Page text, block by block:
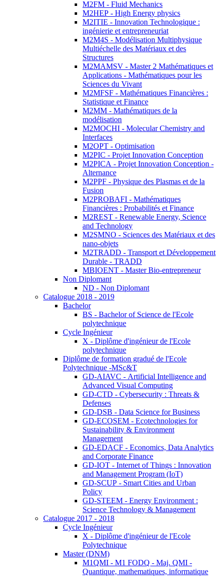
M2FM - Fluid Mechanics
M2HEP - High Energy physics
M2ITIE - Innovation Technologique :
ingénierie et entrepreneuriat
M2M4S - Modélisation Multiphysique
Multiéchelle des Matériaux et des
Structures
M2MAMSV - Master 2 Mathématiques et
Applications - Mathématiques pour les
Sciences du Vivant
M2MFSF - Mathématiques Financières :
Statistique et Finance
M2MM - Mathématiques de la
modélisation
M2MOCHI - Molecular Chemistry and
Interfaces
M2OPT - Optimisation
M2PIC - Projet Innovation Conception
M2PICA - Projet Innovation Conception -
Alternance
M2PPF - Physique des Plasmas et de la
Fusion
M2PROBAFI - Mathématiques
Financières : Probabilités et Finance
M2REST - Renewable Energy, Science
and Technology
M2SMNO - Sciences des Matériaux et des
nano-objets
M2TRADD - Transport et Développement
Durable - TRADD
MBIOENT - Master Bio-entrepreneur
Non Diplomant
ND - Non Diplomant
Catalogue 2018 - 2019
Bachelor
BS - Bachelor of Science de l'Ecole
polytechnique
Cycle Ingénieur
X - Diplôme d'ingénieur de l'Ecole
polytechnique
Diplôme de formation gradué de l'Ecole
Polytechnique -MSc&T
GD-AIAVC - Artificial Intelligence and
Advanced Visual Computing
GD-CTD - Cybersecurity : Threats &
Defenses
GD-DSB - Data Science for Business
GD-ECOSEM - Ecotechnologies for
Sustainability & Environment
Management
GD-EDACF - Economics, Data Analytics
and Corporate Finance
GD-IOT - Internet of Things : Innovation
and Management Program (IoT)
GD-SCUP - Smart Cities and Urban
Policy
GD-STEEM - Energy Environment :
Science Technology & Management
Catalogue 2017 - 2018
Cycle Ingénieur
X - Diplôme d'ingénieur de l'Ecole
Polytechnique
Master (DNM)
M1QMI - M1 FODQ - Maj. QMI -
Quantique, mathematiques, informatique